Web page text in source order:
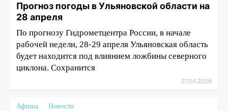
Прогноз погоды в Ульяновской области на
28 апреля
По прогнозу Гидрометцентра России, в начале
рабочей недели, 28-29 апреля Ульяновская область
будет находится под влиянием ложбины северного
циклона. Сохранится
27.04.2026
Афиша
Новости